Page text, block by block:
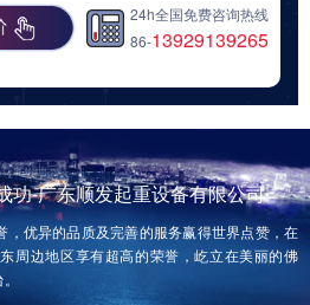
24h全国免费咨询热线
86-13929139265
功-广东顺发起重设备有限公司
，优异的品质及完善的服务赢得世界点赞，在
周边地区享有超高的荣誉，屹立在美丽的佛